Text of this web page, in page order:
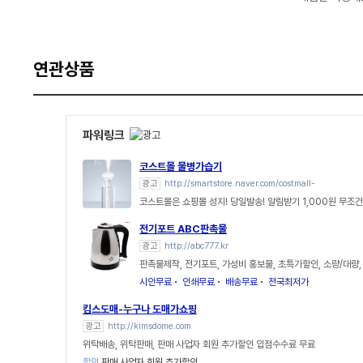
연관상품
파워링크
코스트몰 물병가습기
광고 http://smartstore.naver.com/costmall-
코스트몰은 쇼핑몰 성지! 당일발송! 알림받기 1,000원 무조
전기포트 ABC판촉물
광고 http://abc777.kr
판촉물제작, 전기포트, 가성비 홍보물, 초특가할인, 소량/대량
시안무료
인쇄무료 배송무료 전국최저가
킴스도매-누구나 도매가쇼핑
광고 http://kimsdome.com
위탁배송, 위탁판매, 판매 사업자 회원 추가할인 입점수수료 무료